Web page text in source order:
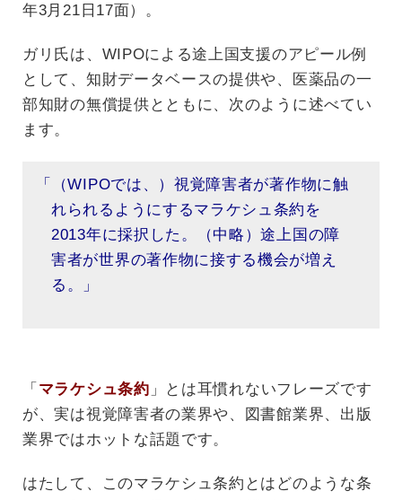
年3月21日17面）。
ガリ氏は、WIPOによる途上国支援のアピール例
として、知財データベースの提供や、医薬品の一
部知財の無償提供とともに、次のように述べてい
ます。
「（WIPOでは、）視覚障害者が著作物に触
れられるようにするマラケシュ条約を
2013年に採択した。（中略）途上国の障
害者が世界の著作物に接する機会が増え
る。」
「 マラケシュ条約 」とは耳慣れないフレーズです
が、実は視覚障害者の業界や、図書館業界、出版
業界ではホットな話題です。
はたして、このマラケシュ条約とはどのような条